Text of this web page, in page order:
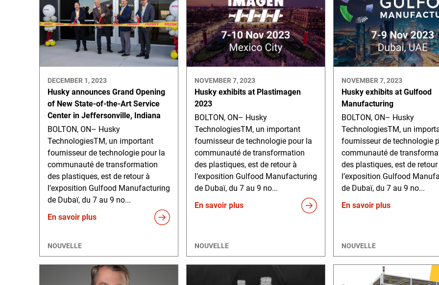
DECEMBER 1, 2023
Husky announces Grand Opening
of New State-of-the-Art Service
Center in Jeffersonville, Indiana
BOLTON, ON– Husky
TechnologiesTM, un important
fournisseur de technologie pour la
communauté de transformation
des plastiques, est de retour à
l’exposition Gulfood Manufacturing
de Dubaï, du 7 au 9 no...
En savoir plus
NOUVELLE
NOVEMBER 7, 2023
Husky exhibits at Plastimagen
2023
BOLTON, ON– Husky
TechnologiesTM, un important
fournisseur de technologie pour la
communauté de transformation
des plastiques, est de retour à
l’exposition Gulfood Manufacturing
de Dubaï, du 7 au 9 no...
En savoir plus
NOUVELLE
NOVEMBER 7, 2023
Husky exhibits at Gulfood
Manufacturing
BOLTON, ON– Husky
TechnologiesTM, un
fournisseur de technologie
communauté de
des plastiques, est de retour
l’exposition Gulfood
de Dubaï, du 7 au 9 no...
En savoir plus
NOUVELLE